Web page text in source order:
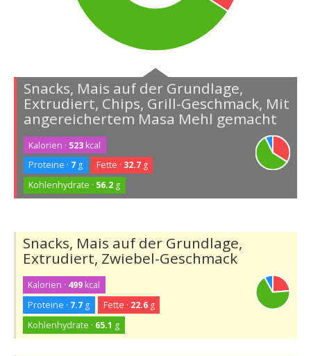
Snacks, Mais auf der Grundlage,
Extrudiert, Chips, Grill-Geschmack, Mit
angereichertem Masa Mehl gemacht
Kalorien · 523 kcal
Proteine · 7 g Fette · 32.7g
Kohlenhydrate · 56.2 g
Snacks, Mais auf der Grundlage,
Extrudiert, Zwiebel-Geschmack
Kalorien · 499 kcal
Proteine · 7.7 g Fette · 22.6g
Kohlenhydrate · 65.1 g